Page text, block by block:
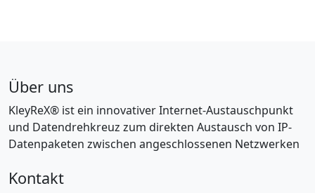
Über uns
KleyReX® ist ein innovativer Internet-Austauschpunkt
und Datendrehkreuz zum direkten Austausch von IP-
Datenpaketen zwischen angeschlossenen Netzwerken
Kontakt